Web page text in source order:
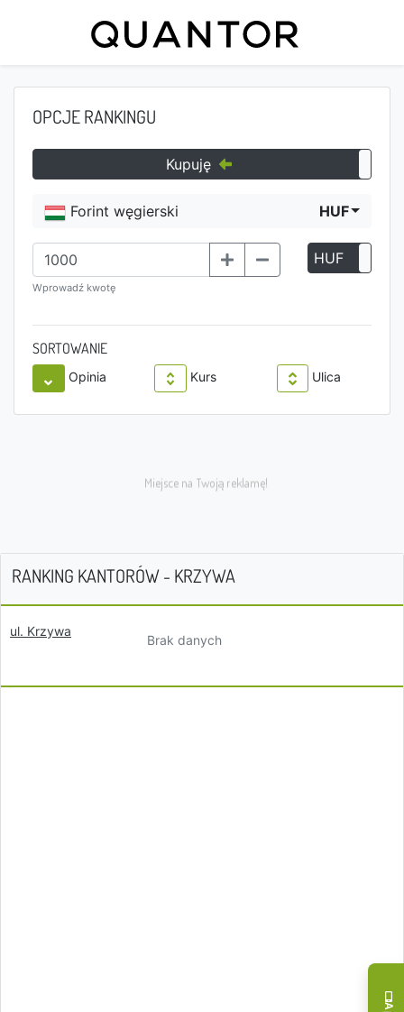
OPCJE RANKINGU
Kupuję
Forint węgierski HUF
Wprowadź kwotę
HUF
SORTOWANIE
Opinia Kurs Ulica
RANKING KANTORÓW - KRZYWA
ul. Krzywa
Brak danych